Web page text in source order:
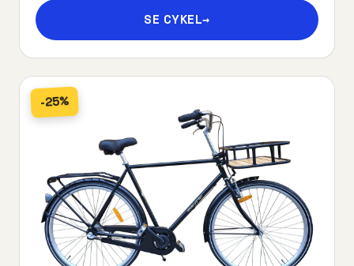
SE CYKEL→
-25%